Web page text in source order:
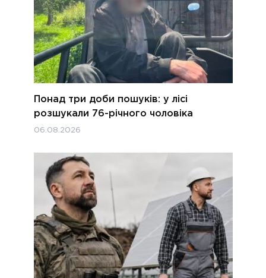
Понад три доби пошуків: у лісі
розшукали 76-річного чоловіка
06.08.2026